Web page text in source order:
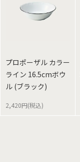
プロポーザル カラー
ライン 16.5cmボウ
ル (ブラック)
2,420円(税込)